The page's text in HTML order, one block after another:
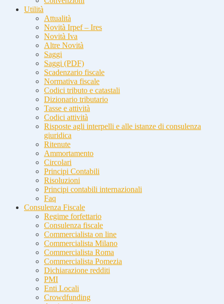
Utilità
Attualità
Novità Irpef – Ires
Novità Iva
Altre Novità
Saggi
Saggi (PDF)
Scadenzario fiscale
Normativa fiscale
Codici tributo e catastali
Dizionario tributario
Tasse e attività
Codici attività
Risposte agli interpelli e alle istanze di consulenza
giuridica
Ritenute
Ammortamento
Circolari
Principi Contabili
Risoluzioni
Principi contabili internazionali
Faq
Consulenza Fiscale
Regime forfettario
Consulenza fiscale
Commercialista on line
Commercialista Milano
Commercialista Roma
Commercialista Pomezia
Dichiarazione redditi
PMI
Enti Locali
Crowdfunding